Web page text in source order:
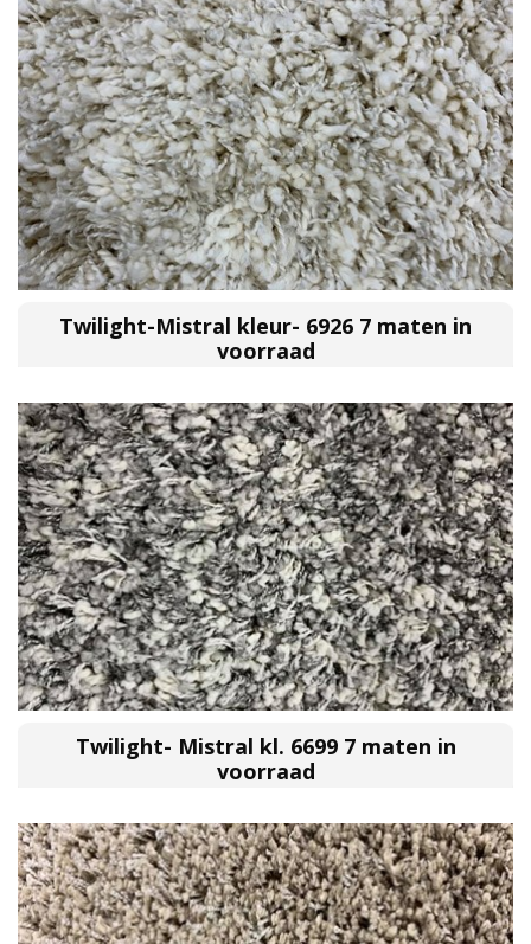
Twilight-Mistral kleur- 6926 7 maten in
voorraad
Twilight- Mistral kl. 6699 7 maten in
voorraad